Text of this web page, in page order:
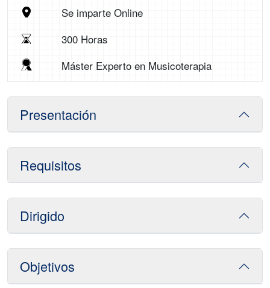
Se imparte Online
300 Horas
Máster Experto en Musicoterapia
Presentación
Requisitos
Dirigido
Objetivos